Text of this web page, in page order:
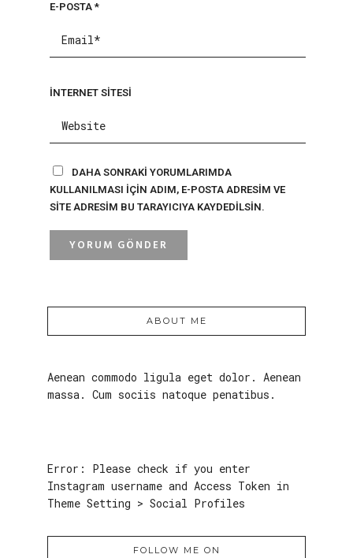
E-POSTA*
İNTERNET SITESI
DAHA SONRAKI YORUMLARIMDA
KULLANILMASI IÇIN ADIM, E-POSTA ADRESIM VE
SITE ADRESIM BU TARAYICIYA KAYDEDILSIN.
ABOUT ME
Aenean commodo ligula eget dolor. Aenean
massa. Cum sociis natoque penatibus.
Error: Please check if you enter
Instagram username and Access Token in
Theme Setting > Social Profiles
FOLLOW ME ON